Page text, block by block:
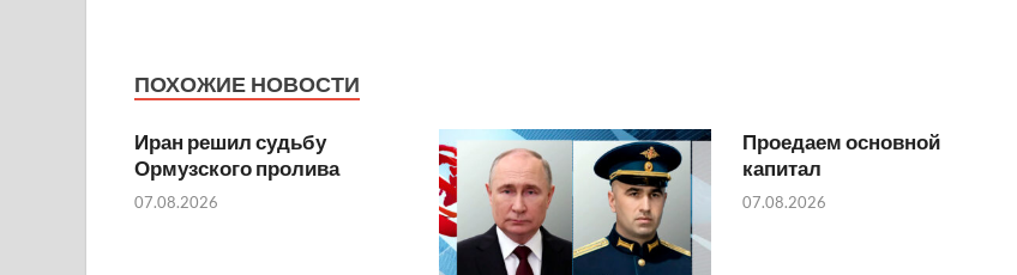
ПОХОЖИЕ НОВОСТИ
Иран решил судьбу
Ормузского пролива
07.08.2026
Проедаем основной
капитал
07.08.2026